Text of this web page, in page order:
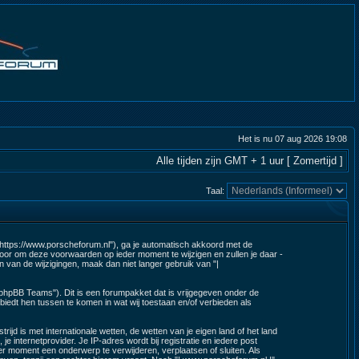
Het is nu 07 aug 2026 19:08
Alle tijden zijn GMT + 1 uur [ Zomertijd ]
Taal:
www.porscheforum.nl"), ga je automatisch akkoord met de
om deze voorwaarden op ieder moment te wijzigen en zullen je daar -
de wijzigingen, maak dan niet langer gebruik van "|
Teams"). Dit is een forumpakket dat is vrijgegeven onder de
hen tussen te komen in wat wij toestaan en/of verbieden als
is met internationale wetten, de wetten van je eigen land of het land
internetprovider. Je IP-adres wordt bij registratie en iedere post
een onderwerp te verwijderen, verplaatsen of sluiten. Als